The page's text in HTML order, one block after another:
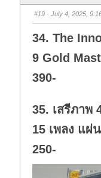
d
o
n
.
u
p
#19 · July 4, 2025,
34. The
9 Gold
390-
35. เสรีภาพ
15 เพลง แผ่
250-